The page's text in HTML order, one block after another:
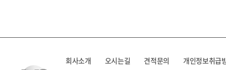
회사소개 오시는길 견적문의
개인정보취급